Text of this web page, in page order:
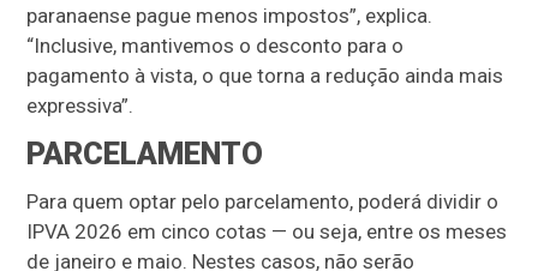
paranaense pague menos impostos”, explica.
“Inclusive, mantivemos o desconto para o
pagamento à vista, o que torna a redução ainda mais
expressiva”.
PARCELAMENTO
Para quem optar pelo parcelamento, poderá dividir o
IPVA 2026 em cinco cotas — ou seja, entre os meses
de janeiro e maio. Nestes casos, não serão